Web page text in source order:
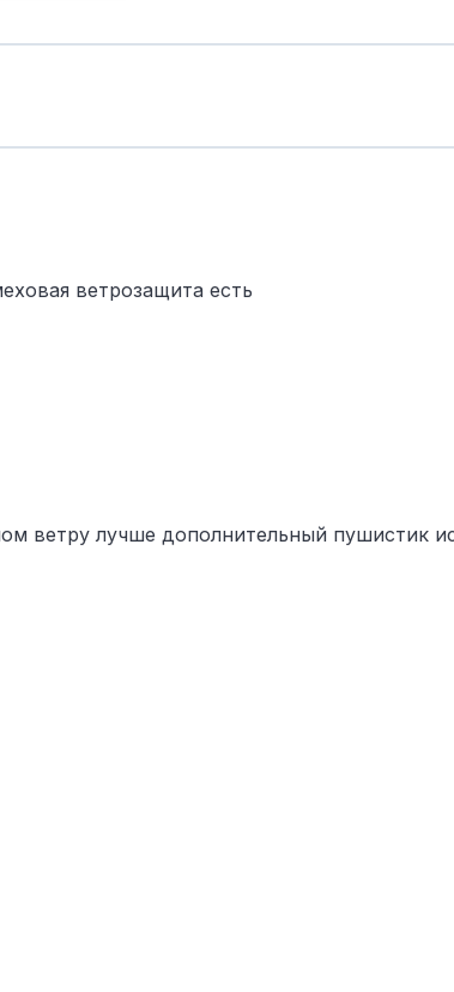
ветрозащита есть
ветру лучше дополнительный пушистик